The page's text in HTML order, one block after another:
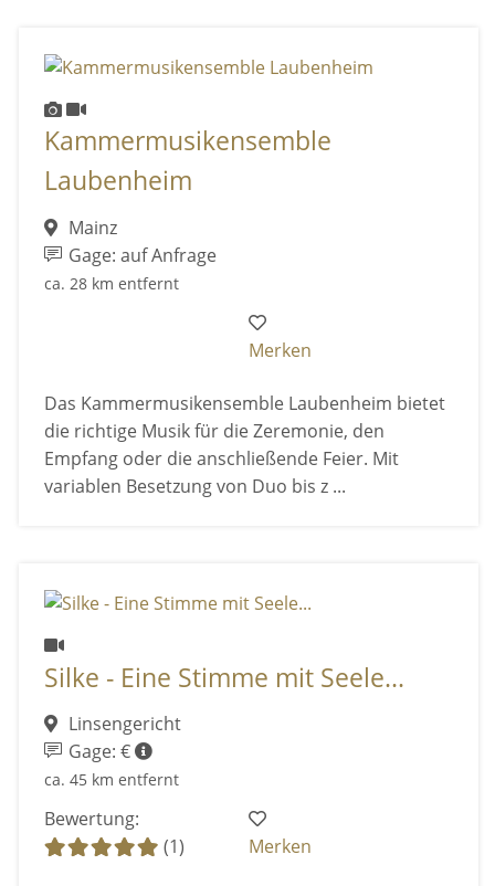
Kammermusikensemble
Laubenheim
Mainz
Gage: auf Anfrage
ca. 28 km entfernt
Merken
Das Kammermusikensemble Laubenheim bietet
die richtige Musik für die Zeremonie, den
Empfang oder die anschließende Feier. Mit
variablen Besetzung von Duo bis z ...
Silke - Eine Stimme mit Seele...
Linsengericht
Gage: €
ca. 45 km entfernt
Bewertung:
(1)
Merken